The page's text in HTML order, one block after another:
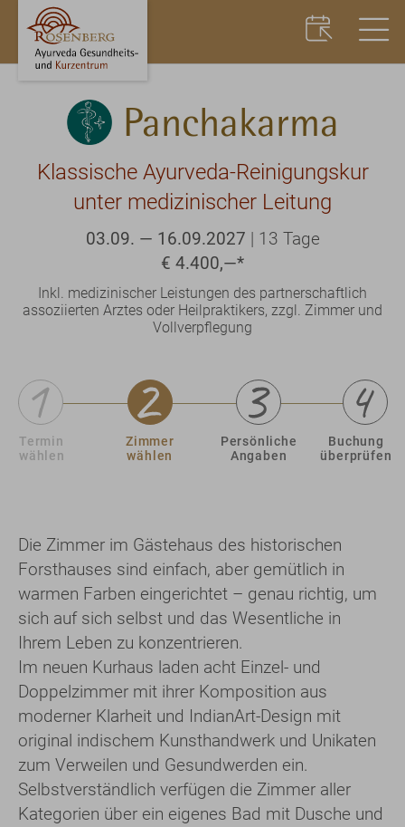
Panchakarma
Klassische Ayurveda-Reinigungskur
unter medizinischer Leitung
03.09. — 16.09.2027 | 13 Tage
€ 4.400,—*
Inkl. medizinischer Leistungen des partnerschaftlich
assoziierten Arztes oder Heilpraktikers, zzgl. Zimmer und
Vollverpflegung
Termin
wählen
Zimmer
wählen
Persönliche
Angaben
Buchung
überprüfen
Die Zimmer im Gästehaus des historischen
Forsthauses sind einfach, aber gemütlich in
warmen Farben eingerichtet – genau richtig, um
sich auf sich selbst und das Wesentliche in
Ihrem Leben zu konzentrieren.
Im neuen Kurhaus laden acht Einzel- und
Doppelzimmer mit ihrer Komposition aus
moderner Klarheit und IndianArt-Design mit
original indischem Kunsthandwerk und Unikaten
zum Verweilen und Gesundwerden ein.
Selbstverständlich verfügen die Zimmer aller
Kategorien über ein eigenes Bad mit Dusche und